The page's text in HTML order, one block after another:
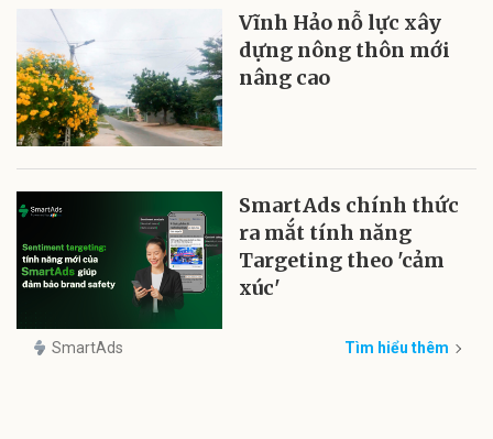
Vĩnh Hảo nỗ lực xây
dựng nông thôn mới
nâng cao
SmartAds chính thức
ra mắt tính năng
Targeting theo 'cảm
xúc'
SmartAds Tìm hiểu thêm